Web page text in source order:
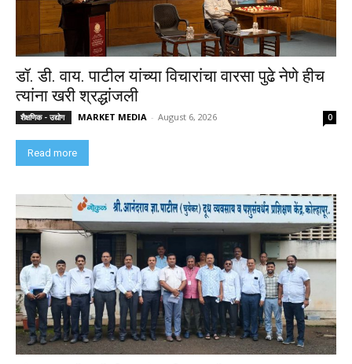
डॉ. डी. वाय. पाटील यांच्या विचारांचा वारसा पुढे नेणे हीच
त्यांना खरी श्रद्धांजली
शैक्षणिक - उद्योग MARKET MEDIA - August 6, 2026 0
Read more